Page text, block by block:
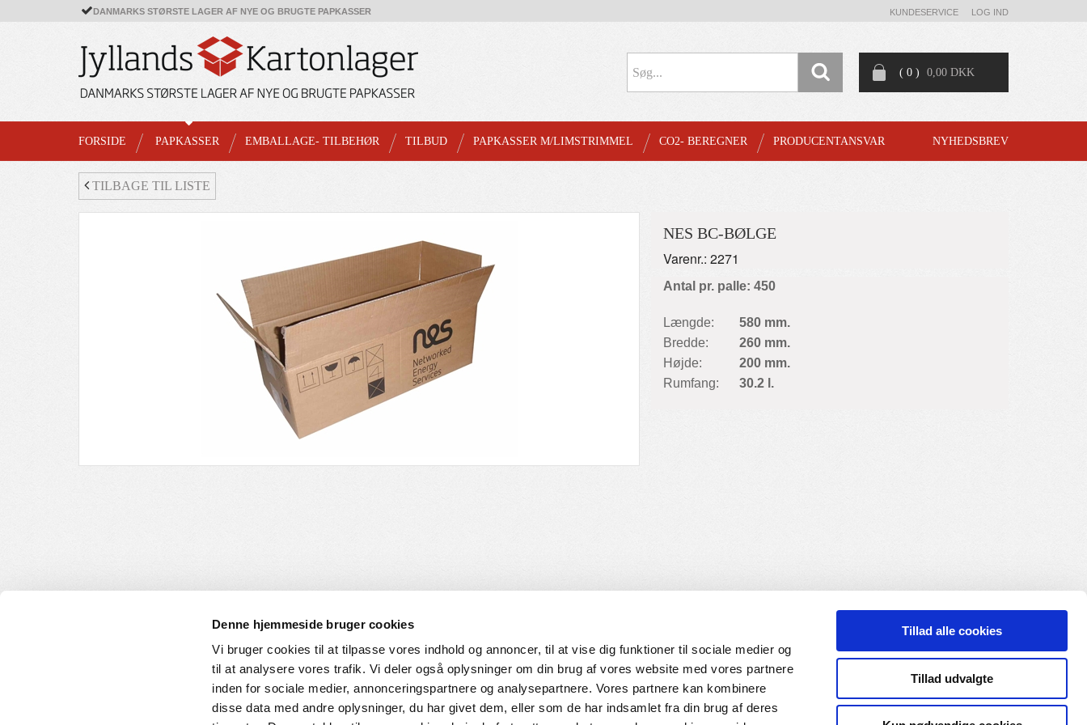
Denne hjemmeside bruger cookies
Vi bruger cookies til at tilpasse vores indhold og annoncer, til at vise dig funktioner til sociale medier og
til at analysere vores trafik. Vi deler også oplysninger om din brug af vores website med vores partnere
inden for sociale medier, annonceringspartnere og analysepartnere. Vores partnere kan kombinere
disse data med andre oplysninger, du har givet dem, eller som de har indsamlet fra din brug af deres
Tillad alle cookies
Tillad udvalgte
DANMARKS STØRSTE LAGER AF NYE OG BRUGTE PAPKASSER KUNDESERVICE LOG IND
( 0 ) 0,00 DKK
FORSIDE PAPKASSER EMBALLAGE- TILBEHØR TILBUD PAPKASSER M/LIMSTRIMMEL CO2- BEREGNER PRODUCENTANSVAR NYHEDSBREV
TILBAGE TIL LISTE
NES BC-BØLGE
Varenr.: 2271
Antal pr. palle: 450
Længde:
580 mm.
Bredde:
260 mm.
Højde:
200 mm.
Rumfang:
30.2 l.
KUNDESERVICE
Handelsbetingelser
HVORDAN HANDLER DU
Login til web-shop